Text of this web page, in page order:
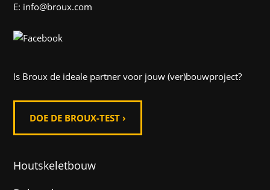
E: info@broux.com
Is Broux de ideale partner voor jouw (ver)bouwproject?
DOE DE BROUX-TEST ›
Houtskeletbouw